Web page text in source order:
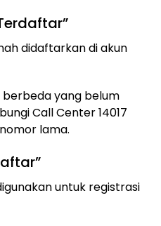
didaftarkan di akun
berbeda yang belum
Call Center 14017
lama.
untuk registrasi